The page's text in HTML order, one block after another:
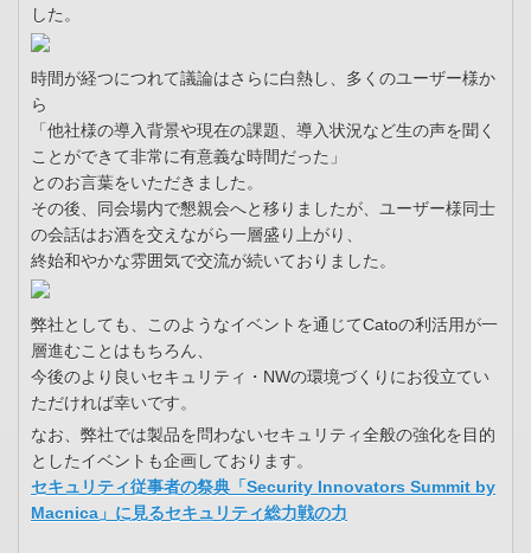
した。
時間が経つにつれて議論はさらに白熱し、多くのユーザー様か
ら
「他社様の導入背景や現在の課題、導入状況など生の声を聞く
ことができて非常に有意義な時間だった」
とのお言葉をいただきました。
その後、同会場内で懇親会へと移りましたが、ユーザー様同士
の会話はお酒を交えながら一層盛り上がり、
終始和やかな雰囲気で交流が続いておりました。
弊社としても、このようなイベントを通じてCatoの利活用が一
層進むことはもちろん、
今後のより良いセキュリティ・NWの環境づくりにお役立てい
ただければ幸いです。
なお、弊社では製品を問わないセキュリティ全般の強化を目的
としたイベントも企画しております。
セキュリティ従事者の祭典「Security Innovators Summit by
Macnica」に見るセキュリティ総力戦の力